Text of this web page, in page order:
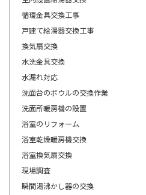
循環金具交換工事
戸建て給湯器交換工事
換気扇交換
水洗金具交換
水漏れ対応
洗面台のボウルの交換作業
洗面所暖房機の設置
浴室のリフォーム
浴室乾燥暖房機交換
浴室換気扇交換
現場調査
瞬間湯沸かし器の交換